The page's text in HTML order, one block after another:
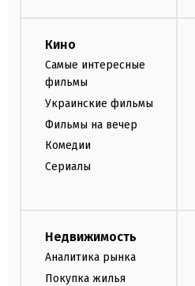
Кино
Самые интересные
фильмы
Украинские фильмы
Фильмы на вечер
Комедии
Сериалы
Недвижимость
Аналитика рынка
Покупка жилья